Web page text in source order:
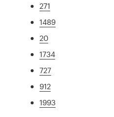
271
1489
20
1734
727
912
1993